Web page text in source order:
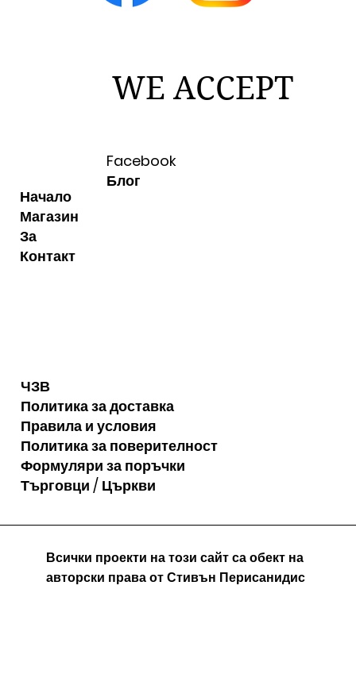
Facebook
Блог
WE ACCEPT
Начало
Магазин
За
Контакт
ЧЗВ
Политика за доставка
Правила и условия
Политика за поверителност
Формуляри за поръчки
Търговци / Църкви
Всички проекти на този сайт са обект на
авторски права от Стивън Перисанидис